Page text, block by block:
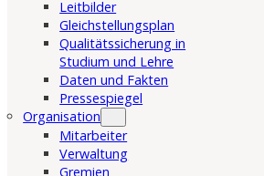
Leitbilder
Gleichstellungsplan
Qualitätssicherung in
Studium und Lehre
Daten und Fakten
Pressespiegel
Organisation
Mitarbeiter
Verwaltung
Gremien